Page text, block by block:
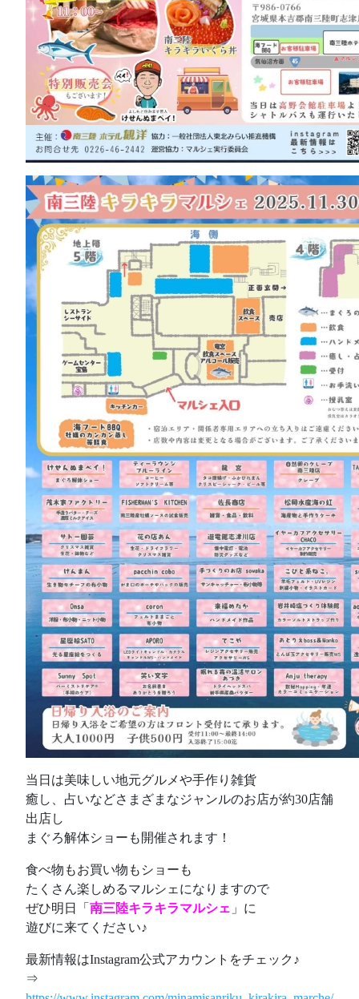
当日は美味しい地元グルメや手作り雑貨
癒し、占いなどさまざまなジャンルのお店が約30店舗
出店し
まぐろ解体ショーも開催されます！
食べ物もお買い物もショーも
たくさん楽しめるマルシェになりますので
ぜひ明日「 南三陸キラキラマルシェ 」に
遊びに来てください♪
最新情報はInstagram公式アカウントをチェック♪
⇒